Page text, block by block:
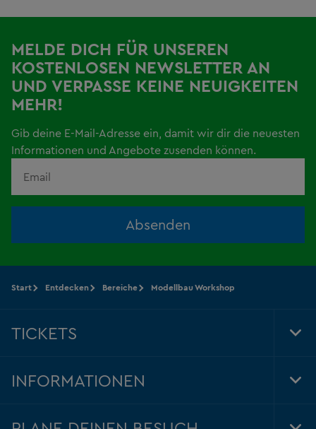
MELDE DICH FÜR UNSEREN
KOSTENLOSEN NEWSLETTER AN
UND VERPASSE KEINE NEUIGKEITEN
MEHR!
Gib deine E-Mail-Adresse ein, damit wir dir die neuesten
Informationen und Angebote zusenden können.
Absenden
Start Entdecken Bereiche Modellbau Workshop
TICKETS
INFORMATIONEN